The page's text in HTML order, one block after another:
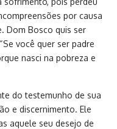
por causa
Dom Bosco quis ser
você quer ser padre
nasci na pobreza e
do testemunho de sua
e discernimento. Ele
aquele seu desejo de